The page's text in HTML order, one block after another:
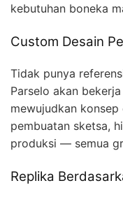
kebutuhan boneka
Custom Desain
Tidak punya
Parselo akan
mewujudkan
pembuatan sketsa,
produksi — semua
Replika